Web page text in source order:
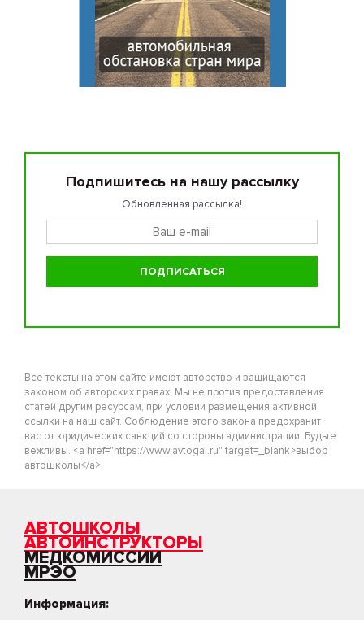
Подпишитесь на нашу рассылку
Обновленная рассылка!
Все тексты на этом сайте имеют авторство и защищаются
законом об авторских правах. Мы не против предоставления
статей другим ресурсам, при условии размещения активной
ссылки на наш сайт. Соблюдение этого закона предохранит
вас от юридических санкций со стороны администрации. Будьте
вежливы. <a href="https://www.avtogai.ru" target=_blank>выбор
автошколы</a>
АВТОШКОЛЫ
АВТОИНСТРУКТОРЫ
МЕДКОМИССИИ
МРЭО
Информация: